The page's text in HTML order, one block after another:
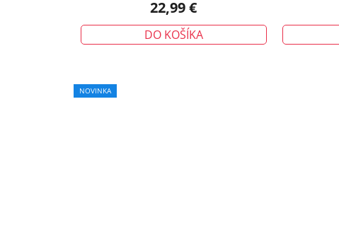
22,99 €
DO KOŠÍKA
NOVINKA